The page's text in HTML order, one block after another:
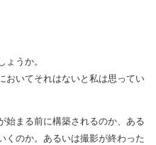
うか。
おいてそれはないと私は思ってい
始まる前に構築されるのか、ある
くのか。あるいは撮影が終わった